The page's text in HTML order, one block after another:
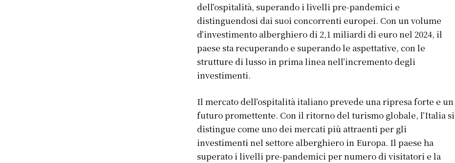
dell’ospitalità, superando i livelli pre-pandemici e
distinguendosi dai suoi concorrenti europei. Con un volume
d’investimento alberghiero di 2,1 miliardi di euro nel 2024, il
paese sta recuperando e superando le aspettative, con le
strutture di lusso in prima linea nell’incremento degli
investimenti.
Il mercato dell’ospitalità italiano prevede una ripresa forte e un
futuro promettente. Con il ritorno del turismo globale, l’Italia si
distingue come uno dei mercati più attraenti per gli
investimenti nel settore alberghiero in Europa. Il paese ha
superato i livelli pre-pandemici per numero di visitatori e la